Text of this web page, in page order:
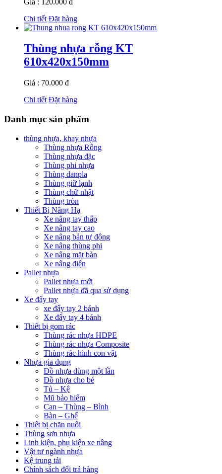
Chi tiết Đặt hàng
Thùng nhựa rỗng KT
610x420x150mm
Giá : 70.000 đ
Chi tiết Đặt hàng
Danh mục sản phẩm
thùng nhựa, khay nhựa
Thùng nhựa Rỗng
Thùng nhựa đặc
Thùng phi nhựa
Thùng danpla
Thùng giữ lạnh
Thùng chữ nhật
Thùng tròn
Thiết Bị Nâng Hạ
Xe nâng tay thấp
Xe nâng tay cao
Xe nâng bán tự động
Xe nâng thùng phi
Xe nâng mặt bàn
Xe nâng điện
Pallet nhựa
Pallet nhựa mới
Pallet nhựa đã qua sử dụng
Xe đẩy tay
xe đẩy tay 2 bánh
Xe đẩy tay 4 bánh
Thiết bị gom rác
Thùng rác nhựa HDPE
Thùng rác nhựa Composite
Thùng rác hình con vật
Nhựa gia dụng
Đồ nhựa dùng một lần
Đồ nhựa cho bé
Tủ – Kệ
Mũ bảo hiểm
Can – Thùng – Bình
Bàn – Ghế
Thiết bị chăn nuôi
Thùng sơn nhựa
Linh kiện, phụ kiện xe nâng
Vật tư ngành nhựa
Kệ trung tải
Chính sách đổi trả hàng